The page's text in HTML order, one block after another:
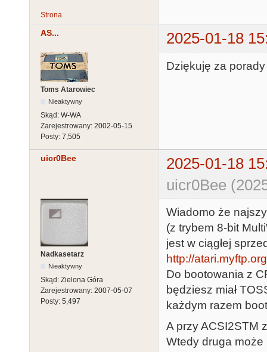
Strona
AS... 2025-01-18
Toms Atarowiec
Nieaktywny
Skąd: W-WA
Zarejestrowany: 2002-05-15
Posty: 7,505
Dziękuję za porady
uicr0Bee
2025-01-18
uicr0Bee
Nadkasetarz
Nieaktywny
Skąd: Zielona Góra
Zarejestrowany: 2007-05-07
Posty: 5,497
Wiadomo że
(z trybem 8-bit
jest w ciągłej
http://
Do bootowania z
będziesz miał
każdym razem
A przy ACSI2STM
Wtedy druga może